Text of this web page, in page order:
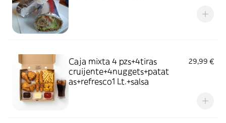
Caja mixta 4 pzs+4tiras
cruijente+4nuggets+patat
as+refresco1 Lt.+salsa
29,99 €